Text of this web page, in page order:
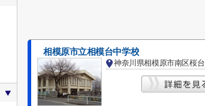
相模原市立相模台中学校
神奈川県相模原市南区桜台